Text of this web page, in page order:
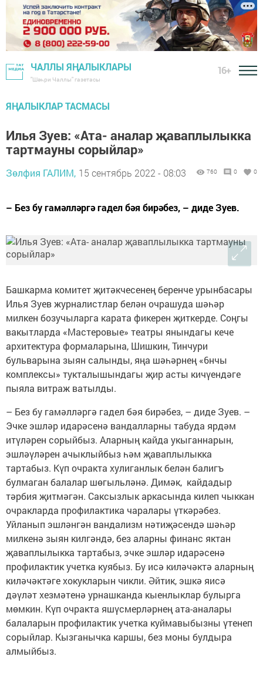
ЧАЛЛЫ ЯҢАЛЫКЛАРЫ
"Шәһри Чаллы" газетасы
16+
ЯҢАЛЫКЛАР ТАСМАСЫ
Илья Зуев: «Ата- аналар җаваплылыкка
тартмауны сорыйлар»
Зөлфия ГАЛИМ, 15 сентябрь 2022 - 08:03 760 0 0
– Без бу гамәлләргә гадел бәя бирәбез, – диде Зуев.
Башкарма комитет җитәкчесенең беренче урынбасары
Илья Зуев журналистлар белән очрашуда шәһәр
милкен бозучыларга карата фикерен җиткерде. Соңгы
вакытларда «Мастеровые» театры янындагы кече
архитектура формаларына, Шишкин, Тинчури
бульварына зыян салынды, яңа шәһәрнең «6нчы
комплексы» тукталышындагы җир асты кичүендәге
пыяла витраж ватылды.
– Без бу гамәлләргә гадел бәя бирәбез, – диде Зуев. –
Эчке эшләр идарәсенә вандалларны табуда ярдәм
итүләрен сорыйбыз. Аларның кайда укыганнарын,
эшләүләрен ачыклыйбыз һәм җаваплылыкка
тартабыз. Күп очракта хулиганлык белән балигъ
булмаган балалар шөгыльләнә. Димәк, кайдадыр
тәрбия җитмәгән. Саксызлык аркасында килеп чыккан
очракларда профилактика чаралары үткәрәбез.
Уйланып эшләнгән вандализм нәтиҗәсендә шәһәр
милкенә зыян килгәндә, без аларны финанс яктан
җаваплылыкка тартабыз, эчке эшләр идарәсенә
профилактик учетка куябыз. Бу исә киләчәктә аларның
киләчәктәге хокукларын чикли. Әйтик, эшкә яисә
дәүләт хезмәтенә урнашканда кыенлыклар булырга
мөмкин. Күп очракта яшүсмерләрнең ата-аналары
балаларын профилактик учетка куймавыбызны үтенеп
сорыйлар. Кызганычка каршы, без моны булдыра
алмыйбыз.